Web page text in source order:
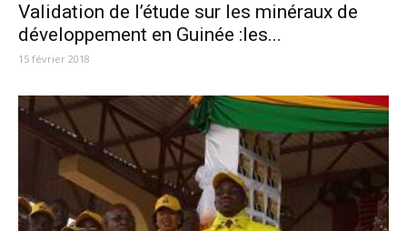
Validation de l’étude sur les minéraux de
développement en Guinée :les...
15 février 2018